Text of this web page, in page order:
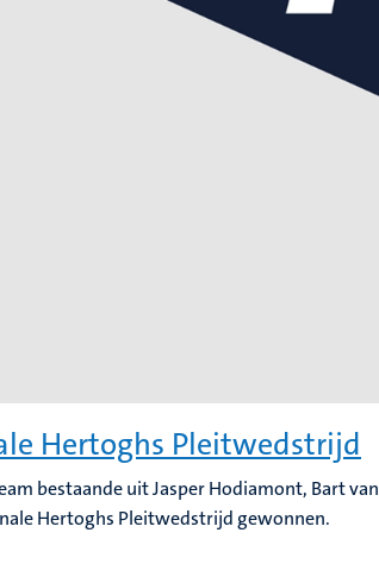
Hertoghs Pleitwedstrijd
bestaande uit Jasper Hodiamont, Bart van
Hertoghs Pleitwedstrijd gewonnen.